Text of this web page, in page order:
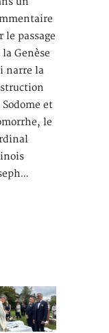
le passage
la Genèse
narre la
Sodome et
le